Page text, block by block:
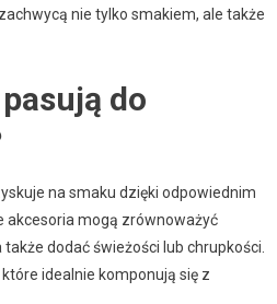
nie tylko smakiem, ale także
do
na smaku dzięki odpowiednim
akcesoria mogą zrównoważyć
dodać świeżości lub chrupkości.
idealnie komponują się z